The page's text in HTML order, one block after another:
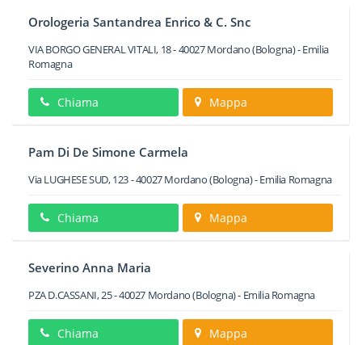
Orologeria Santandrea Enrico & C. Snc
VIA BORGO GENERAL VITALI, 18-40027Mordano(Bologna) -Emilia
Romagna
Chiama Mappa
Pam Di De Simone Carmela
Via LUGHESE SUD, 123-40027Mordano(Bologna) -Emilia Romagna
Chiama Mappa
Severino Anna Maria
PZA D.CASSANI, 25-40027 Mordano(Bologna) - Emilia Romagna
Chiama Mappa